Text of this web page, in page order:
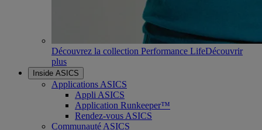
Découvrez la collection Performance LifeDécouvrir
plus
Inside ASICS
Applications ASICS
Appli ASICS
Application Runkeeper™
Rendez-vous ASICS
Communauté ASICS